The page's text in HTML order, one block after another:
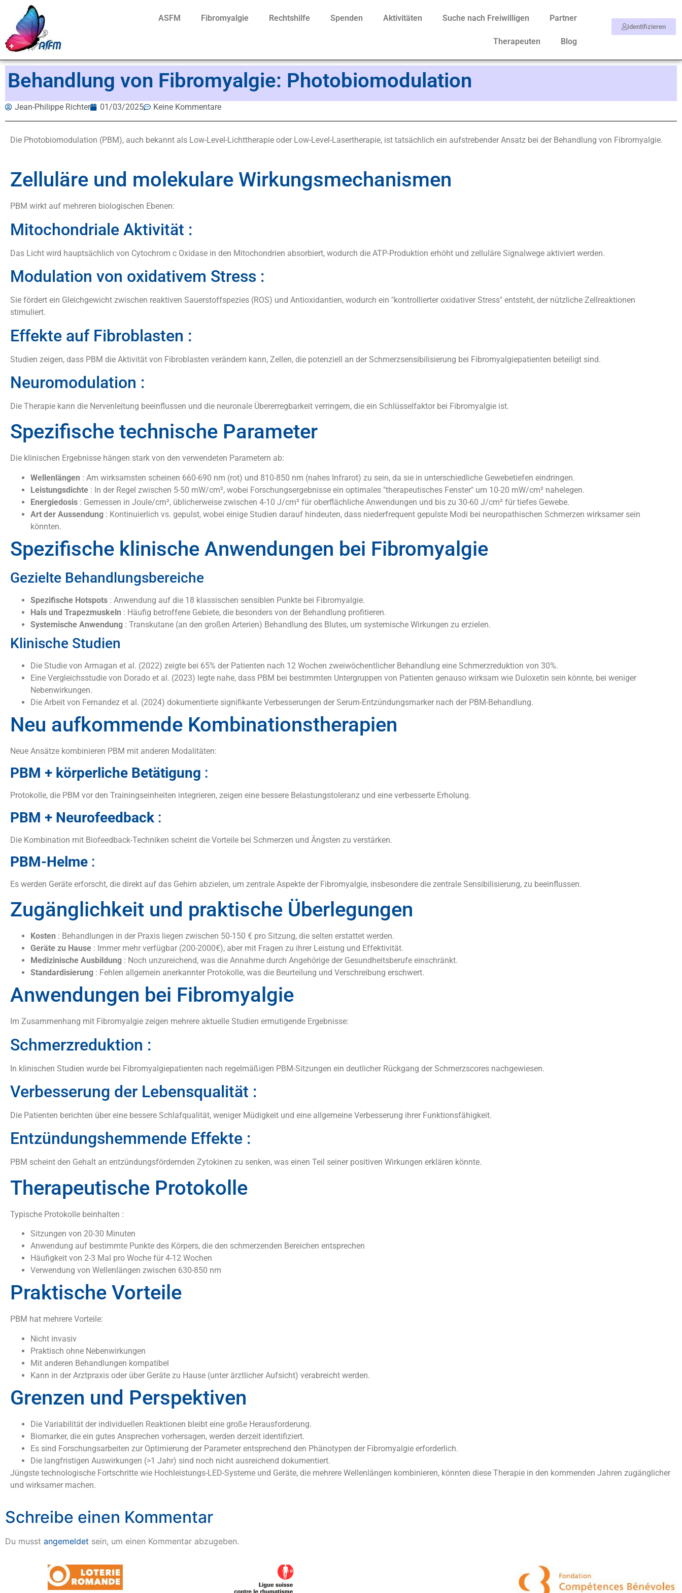
ASFM Fibromyalgie Rechtshilfe Spenden Aktivitäten Suche nach Freiwilligen Partner
Therapeuten Blog
Identifizieren
Behandlung von Fibromyalgie: Photobiomodulation
Jean-Philippe Richter 01/03/2025 Keine Kommentare
Die Photobiomodulation (PBM), auch bekannt als Low-Level-Lichttherapie oder Low-Level-Lasertherapie, ist tatsächlich ein aufstrebender Ansatz bei der Behandlung von Fibromyalgie.
Zelluläre und molekulare Wirkungsmechanismen
PBM wirkt auf mehreren biologischen Ebenen:
Mitochondriale Aktivität :
Das Licht wird hauptsächlich von Cytochrom c Oxidase in den Mitochondrien absorbiert, wodurch die ATP-Produktion erhöht und zelluläre Signalwege aktiviert werden.
Modulation von oxidativem Stress :
Sie fördert ein Gleichgewicht zwischen reaktiven Sauerstoffspezies (ROS) und Antioxidantien, wodurch ein "kontrollierter oxidativer Stress" entsteht, der nützliche Zellreaktionen
stimuliert.
Effekte auf Fibroblasten :
Studien zeigen, dass PBM die Aktivität von Fibroblasten verändern kann, Zellen, die potenziell an der Schmerzsensibilisierung bei Fibromyalgiepatienten beteiligt sind.
Neuromodulation :
Die Therapie kann die Nervenleitung beeinflussen und die neuronale Übererregbarkeit verringern, die ein Schlüsselfaktor bei Fibromyalgie ist.
Spezifische technische Parameter
Die klinischen Ergebnisse hängen stark von den verwendeten Parametern ab:
Wellenlängen : Am wirksamsten scheinen 660-690 nm (rot) und 810-850 nm (nahes Infrarot) zu sein, da sie in unterschiedliche Gewebetiefen eindringen.
Leistungsdichte : In der Regel zwischen 5-50 mW/cm², wobei Forschungsergebnisse ein optimales "therapeutisches Fenster" um 10-20 mW/cm² nahelegen.
Energiedosis : Gemessen in Joule/cm², üblicherweise zwischen 4-10 J/cm² für oberflächliche Anwendungen und bis zu 30-60 J/cm² für tiefes Gewebe.
Art der Aussendung : Kontinuierlich vs. gepulst, wobei einige Studien darauf hindeuten, dass niederfrequent gepulste Modi bei neuropathischen Schmerzen wirksamer sein
könnten.
Spezifische klinische Anwendungen bei Fibromyalgie
Gezielte Behandlungsbereiche
Spezifische Hotspots : Anwendung auf die 18 klassischen sensiblen Punkte bei Fibromyalgie.
Hals und Trapezmuskeln : Häufig betroffene Gebiete, die besonders von der Behandlung profitieren.
Systemische Anwendung : Transkutane (an den großen Arterien) Behandlung des Blutes, um systemische Wirkungen zu erzielen.
Klinische Studien
Die Studie von Armagan et al. (2022) zeigte bei 65% der Patienten nach 12 Wochen zweiwöchentlicher Behandlung eine Schmerzreduktion von 30%.
Eine Vergleichsstudie von Dorado et al. (2023) legte nahe, dass PBM bei bestimmten Untergruppen von Patienten genauso wirksam wie Duloxetin sein könnte, bei weniger
Nebenwirkungen.
Die Arbeit von Fernandez et al. (2024) dokumentierte signifikante Verbesserungen der Serum-Entzündungsmarker nach der PBM-Behandlung.
Neu aufkommende Kombinationstherapien
Neue Ansätze kombinieren PBM mit anderen Modalitäten:
PBM + körperliche Betätigung :
Protokolle, die PBM vor den Trainingseinheiten integrieren, zeigen eine bessere Belastungstoleranz und eine verbesserte Erholung.
PBM + Neurofeedback :
Die Kombination mit Biofeedback-Techniken scheint die Vorteile bei Schmerzen und Ängsten zu verstärken.
PBM-Helme :
Es werden Geräte erforscht, die direkt auf das Gehirn abzielen, um zentrale Aspekte der Fibromyalgie, insbesondere die zentrale Sensibilisierung, zu beeinflussen.
Zugänglichkeit und praktische Überlegungen
Kosten : Behandlungen in der Praxis liegen zwischen 50-150 € pro Sitzung, die selten erstattet werden.
Geräte zu Hause : Immer mehr verfügbar (200-2000€), aber mit Fragen zu ihrer Leistung und Effektivität.
Medizinische Ausbildung : Noch unzureichend, was die Annahme durch Angehörige der Gesundheitsberufe einschränkt.
Standardisierung : Fehlen allgemein anerkannter Protokolle, was die Beurteilung und Verschreibung erschwert.
Anwendungen bei Fibromyalgie
Im Zusammenhang mit Fibromyalgie zeigen mehrere aktuelle Studien ermutigende Ergebnisse:
Schmerzreduktion :
In klinischen Studien wurde bei Fibromyalgiepatienten nach regelmäßigen PBM-Sitzungen ein deutlicher Rückgang der Schmerzscores nachgewiesen.
Verbesserung der Lebensqualität :
Die Patienten berichten über eine bessere Schlafqualität, weniger Müdigkeit und eine allgemeine Verbesserung ihrer Funktionsfähigkeit.
Entzündungshemmende Effekte :
PBM scheint den Gehalt an entzündungsfördernden Zytokinen zu senken, was einen Teil seiner positiven Wirkungen erklären könnte.
Therapeutische Protokolle
Typische Protokolle beinhalten :
Sitzungen von 20-30 Minuten
Anwendung auf bestimmte Punkte des Körpers, die den schmerzenden Bereichen entsprechen
Häufigkeit von 2-3 Mal pro Woche für 4-12 Wochen
Verwendung von Wellenlängen zwischen 630-850 nm
Praktische Vorteile
PBM hat mehrere Vorteile:
Nicht invasiv
Praktisch ohne Nebenwirkungen
Mit anderen Behandlungen kompatibel
Kann in der Arztpraxis oder über Geräte zu Hause (unter ärztlicher Aufsicht) verabreicht werden.
Grenzen und Perspektiven
Die Variabilität der individuellen Reaktionen bleibt eine große Herausforderung.
Biomarker, die ein gutes Ansprechen vorhersagen, werden derzeit identifiziert.
Es sind Forschungsarbeiten zur Optimierung der Parameter entsprechend den Phänotypen der Fibromyalgie erforderlich.
Die langfristigen Auswirkungen (>1 Jahr) sind noch nicht ausreichend dokumentiert.
Jüngste technologische Fortschritte wie Hochleistungs-LED-Systeme und Geräte, die mehrere Wellenlängen kombinieren, könnten diese Therapie in den kommenden Jahren zugänglicher
und wirksamer machen.
Schreibe einen Kommentar
Du musst angemeldet sein, um einen Kommentar abzugeben.